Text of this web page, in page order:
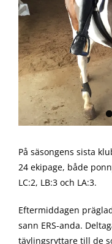
På säsongens sista
24 ekipage, både
LC:2, LB:3 och LA:3.
Eftermiddagen
sann ERS-anda.
tävlingsryttare till de